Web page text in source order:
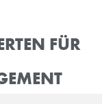
FÜR